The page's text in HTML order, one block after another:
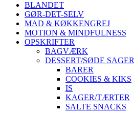
BLANDET
GØR-DET-SELV
MAD & KØKKENGREJ
MOTION & MINDFULNESS
OPSKRIFTER
BAGVÆRK
DESSERT/SØDE SAGER
BARER
COOKIES & KIKS
IS
KAGER/TÆRTER
SALTE SNACKS